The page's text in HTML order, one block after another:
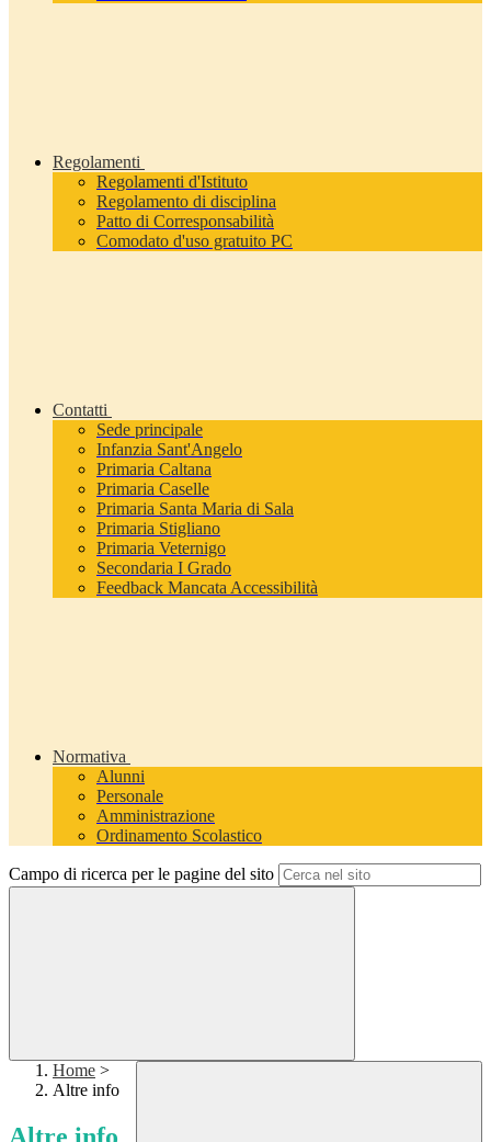
Regolamenti
Regolamenti d'Istituto
Regolamento di disciplina
Patto di Corresponsabilità
Comodato d'uso gratuito PC
Contatti
Sede principale
Infanzia Sant'Angelo
Primaria Caltana
Primaria Caselle
Primaria Santa Maria di Sala
Primaria Stigliano
Primaria Veternigo
Secondaria I Grado
Feedback Mancata Accessibilità
Normativa
Alunni
Personale
Amministrazione
Ordinamento Scolastico
Campo di ricerca per le pagine del sito
Home >
Altre info